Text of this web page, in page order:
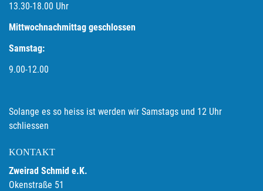
13.30-18.00 Uhr
Mittwochnachmittag geschlossen
Samstag:
9.00-12.00
Solange es so heiss ist werden wir Samstags und 12 Uhr
schliessen
KONTAKT
Zweirad Schmid e.K.
Okenstraße 51